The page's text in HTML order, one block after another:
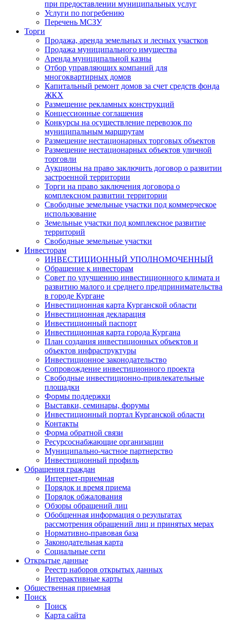
при предоставлении муниципальных услуг
Услуги по погребению
Перечень МСЗУ
Торги
Продажа, аренда земельных и лесных участков
Продажа муниципального имущества
Аренда муниципальной казны
Отбор управляющих компаний для
многоквартирных домов
Капитальный ремонт домов за счет средств фонда
ЖКХ
Размещение рекламных конструкций
Концессионные соглашения
Конкурсы на осуществление перевозок по
муниципальным маршрутам
Размещение нестационарных торговых объектов
Размещение нестационарных объектов уличной
торговли
Аукционы на право заключить договор о развитии
застроенной территории
Торги на право заключения договора о
комплексном развитии территории
Свободные земельные участки под коммерческое
использование
Земельные участки под комплексное развитие
территорий
Свободные земельные участки
Инвесторам
ИНВЕСТИЦИОННЫЙ УПОЛНОМОЧЕННЫЙ
Обращение к инвесторам
Совет по улучшению инвестиционного климата и
развитию малого и среднего предпринимательства
в городе Кургане
Инвестиционная карта Курганской области
Инвестиционная декларация
Инвестиционный паспорт
Инвестиционная карта города Кургана
План создания инвестиционных объектов и
объектов инфраструктуры
Инвестиционное законодательство
Сопровождение инвестиционного проекта
Свободные инвестиционно-привлекательные
площадки
Формы поддержки
Выставки, семинары, форумы
Инвестиционный портал Курганской области
Контакты
Форма обратной связи
Ресурсоснабжающие организации
Муниципально-частное партнерство
Инвестиционный профиль
Обращения граждан
Интернет-приемная
Порядок и время приема
Порядок обжалования
Обзоры обращений лиц
Обобщенная информация о результатах
рассмотрения обращений лиц и принятых мерах
Нормативно-правовая база
Законодательная карта
Социальные сети
Открытые данные
Реестр наборов открытых данных
Интерактивные карты
Общественная приемная
Поиск
Поиск
Карта сайта